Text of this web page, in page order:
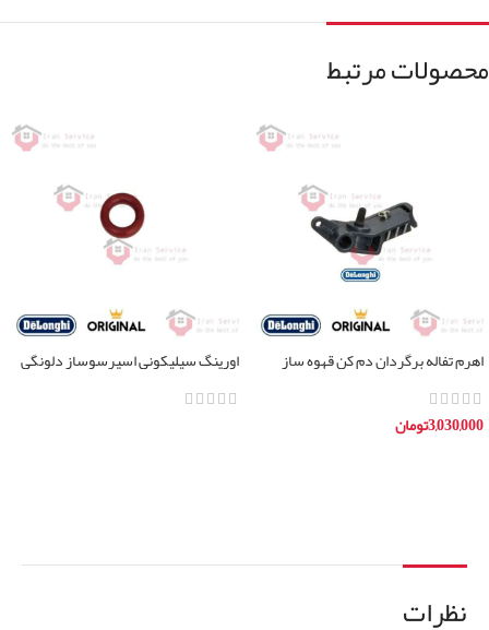
محصولات مرتبط
اهرم تفاله برگردان دم کن قهوه ساز
دلونگی
3,030,000تومان
اورینگ سیلیکونی اسپرسوساز دلونگی
تمامی مدل ها
نظرات